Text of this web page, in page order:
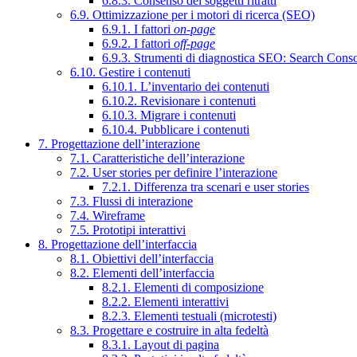
6.9. Ottimizzazione per i motori di ricerca (SEO)
6.9.1. I fattori on-page
6.9.2. I fattori off-page
6.9.3. Strumenti di diagnostica SEO: Search
6.10. Gestire i contenuti
6.10.1. L’inventario dei contenuti
6.10.2. Revisionare i contenuti
6.10.3. Migrare i contenuti
6.10.4. Pubblicare i contenuti
7. Progettazione dell’interazione
7.1. Caratteristiche dell’interazione
7.2. User stories per definire l’interazione
7.2.1. Differenza tra scenari e user stories
7.3. Flussi di interazione
7.4. Wireframe
7.5. Prototipi interattivi
8. Progettazione dell’interfaccia
8.1. Obiettivi dell’interfaccia
8.2. Elementi dell’interfaccia
8.2.1. Elementi di composizione
8.2.2. Elementi interattivi
8.2.3. Elementi testuali (microtesti)
8.3. Progettare e costruire in alta fedeltà
8.3.1. Layout di pagina